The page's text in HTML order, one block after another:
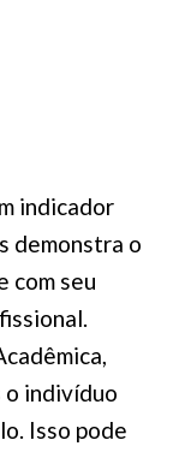
indicador
demonstra o
com seu
o indivíduo
Isso pode